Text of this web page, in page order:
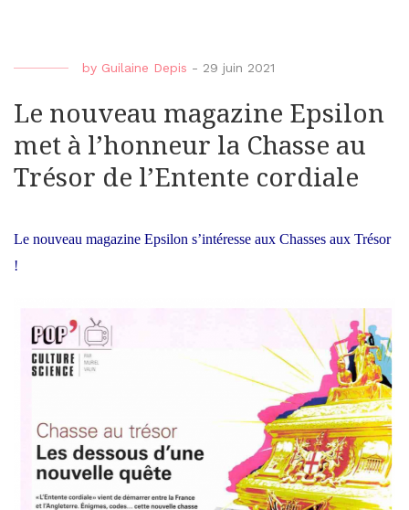
by Guilaine Depis - 29 juin 2021
Le nouveau magazine Epsilon
met à l’honneur la Chasse au
Trésor de l’Entente cordiale
Le nouveau magazine Epsilon s’intéresse aux Chasses aux Trésor
!